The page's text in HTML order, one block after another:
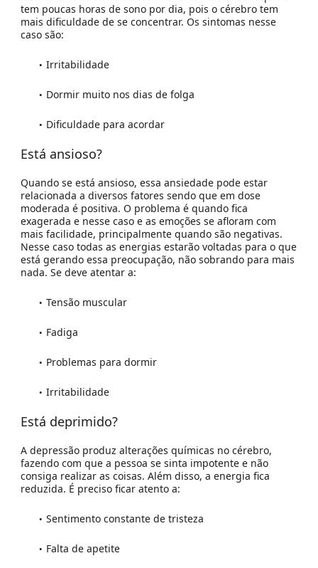
tem poucas horas de sono por dia, pois o cérebro tem
mais dificuldade de se concentrar. Os sintomas nesse
caso são:
Irritabilidade
Dormir muito nos dias de folga
Dificuldade para acordar
Está ansioso?
Quando se está ansioso, essa ansiedade pode estar
relacionada a diversos fatores sendo que em dose
moderada é positiva. O problema é quando fica
exagerada e nesse caso e as emoções se afloram com
mais facilidade, principalmente quando são negativas.
Nesse caso todas as energias estarão voltadas para o que
está gerando essa preocupação, não sobrando para mais
nada. Se deve atentar a:
Tensão muscular
Fadiga
Problemas para dormir
Irritabilidade
Está deprimido?
A depressão produz alterações químicas no cérebro,
fazendo com que a pessoa se sinta impotente e não
consiga realizar as coisas. Além disso, a energia fica
reduzida. É preciso ficar atento a:
Sentimento constante de tristeza
Falta de apetite